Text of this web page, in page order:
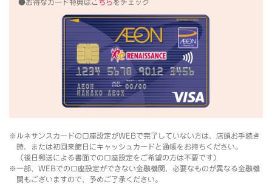
●お得なカード特典はこちらをチェック
※ルネサンスカードの口座設定がWEBで完了していない方は、店頭お手続き
時、または初回来館日にキャッシュカードと通帳をお持ちください。
（後日郵送による書面での口座設定をご希望の方は不要です）
※一部、WEBでの口座設定ができない金融機関、必要なものが異なる金融機
関もございますので、予めご了承ください。